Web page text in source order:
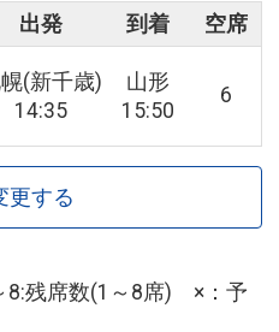
出発 到着 空席
(新千歳)
14:35
山形
15:50
6
更する
残席数(1～8席) ×：予